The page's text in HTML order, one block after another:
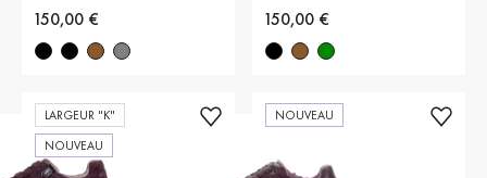
Nouveau prix
150,00 € Nouveau prix
150,00 €
LARGEUR "K"
NOUVEAU
NOUVEAU